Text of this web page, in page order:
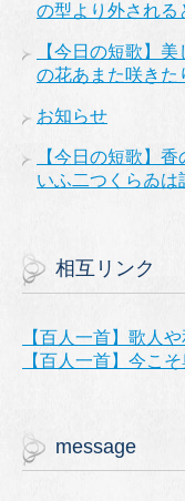
の型より外され
【今日の短歌】
の花あまた咲きた
お知らせ
【今日の短歌】
いふ二つくらゐは
相互リンク
【百人一首】歌人
【百人一首】今こ
message